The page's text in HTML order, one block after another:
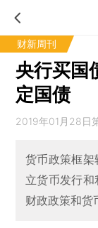
财新周刊
央行买国
定国债
2019年01月28日
货币政策框
立货币发行
财政政策和货